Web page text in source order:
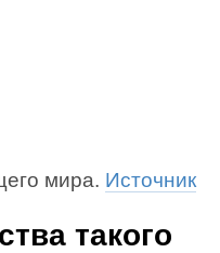
мира. Источник
такого